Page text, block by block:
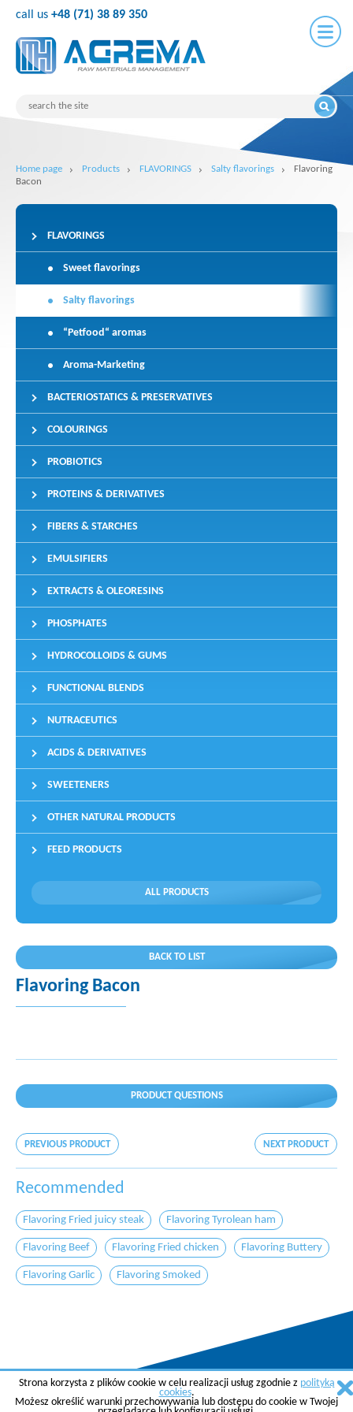
call us +48 (71) 38 89 350
Home page Products FLAVORINGS Salty flavorings
Flavoring
Bacon
FLAVORINGS
Sweet flavorings
Salty flavorings
“Petfood“ aromas
Aroma-Marketing
BACTERIOSTATICS & PRESERVATIVES
COLOURINGS
PROBIOTICS
PROTEINS & DERIVATIVES
FIBERS & STARCHES
EMULSIFIERS
EXTRACTS & OLEORESINS
PHOSPHATES
HYDROCOLLOIDS & GUMS
FUNCTIONAL BLENDS
NUTRACEUTICS
ACIDS & DERIVATIVES
SWEETENERS
OTHER NATURAL PRODUCTS
FEED PRODUCTS
ALL PRODUCTS
BACK TO LIST
Flavoring Bacon
PRODUCT QUESTIONS
PREVIOUS PRODUCT NEXT PRODUCT
Recommended
Flavoring Fried juicy steak Flavoring Tyrolean ham
Flavoring Beef Flavoring Fried chicken Flavoring Buttery
Flavoring Garlic Flavoring Smoked
Copyright © 2015 AGREMA Poland Sp. z o.o.
Created bySkyGroup Sp. z o.o.
Strona korzysta z plików cookie w celu realizacji usług zgodnie z polityką
cookies.
Możesz określić warunki przechowywania lub dostępu do cookie w Twojej